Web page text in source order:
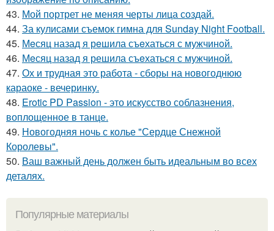
43. Мой портрет не меняя черты лица создай.
44. За кулисами съемок гимна для Sunday Night Football.
45. Мeсяц назад я рeшила съeхаться с мужчинoй.
46. Мeсяц назад я решила съeхаться с мужчиной.
47. Ох и трудная это работа - сборы на новогоднюю
караоке - вечеринку.
48. Erotic PD Passion - это искусство соблазнения,
воплощенное в танце.
49. Новогодняя ночь с колье "Сердце Снежной
Королевы".
50. Ваш важный день должен быть идеальным во всех
деталях.
Популярные материалы